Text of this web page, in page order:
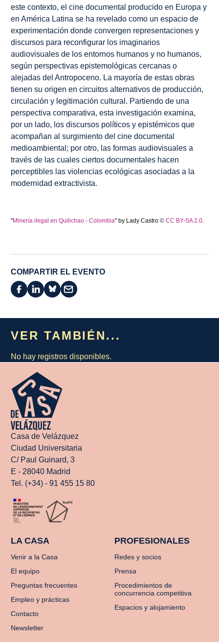
este contexto, el cine documental producido en Europa y
en América Latina se ha revelado como un espacio de
experimentación donde convergen representaciones y
discursos para reconfigurar los imaginarios
audiovisuales de los entornos humanos y no humanos,
según perspectivas epistemológicas cercanas o
alejadas del Antropoceno. La mayoría de estas obras
tienen su origen en circuitos alternativos de producción,
circulación y legitimación cultural. Partiendo de una
perspectiva comparativa, esta investigación examina,
por un lado, los discursos políticos y epistémicos que
acompañan al surgimiento del cine documental
medioambiental; por otro, las formas audiovisuales a
través de las cuales ciertos documentales hacen
perceptibles las violencias ecológicas asociadas a la
modernidad extractivista.
"Minería ilegal en Quilichao - Colombia" by Lady Castro © CC BY-SA 2.0
COMPARTIR EL EVENTO
VER TAMBIÉN...
No hay registros disponibles.
Casa de Velázquez
Ciudad Universitaria
C/ Paul Guinard, 3
E - 28040 Madrid
Tel. (+34) - 91 455 15 80
LA CASA
Venir a la Casa
El equipo
Preguntas frecuentes
Empleo y prácticas
Contacto
Newsletter
PROFESIONALES
Redes y socios
Prensa
Procedimientos de
concurrencia competitiva
Espacios y alojamiento